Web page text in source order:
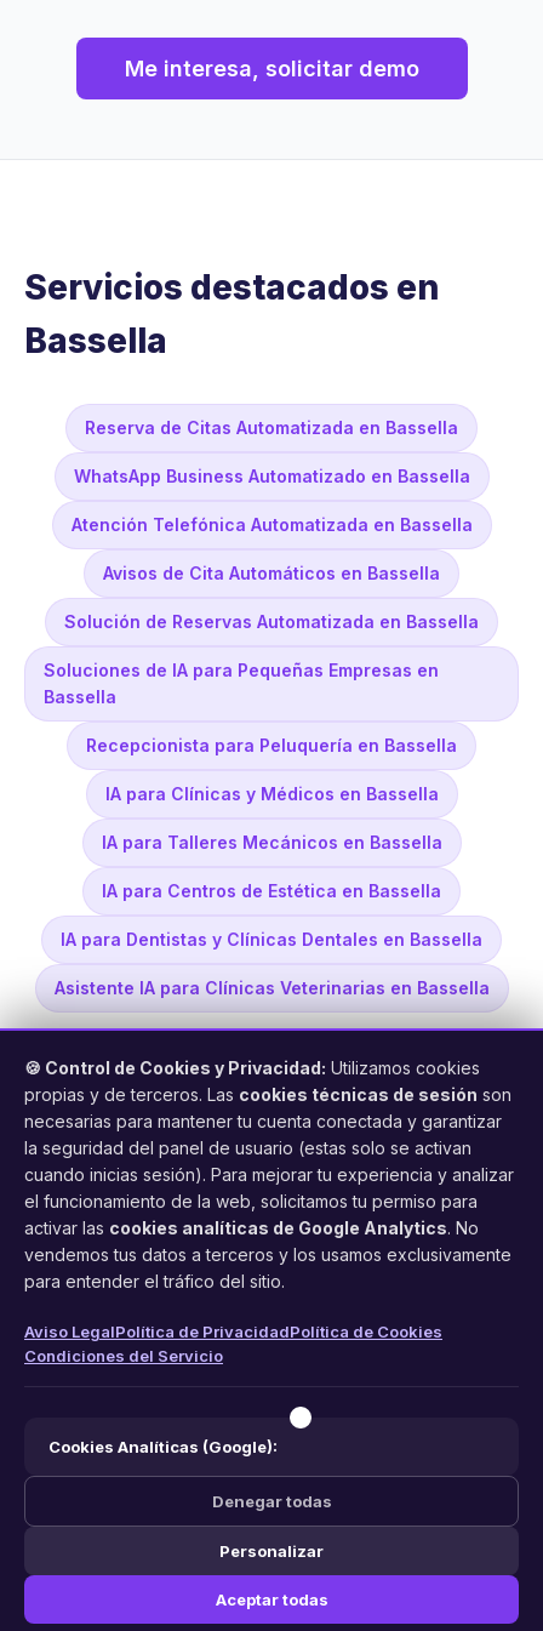
Me interesa, solicitar demo
Servicios destacados en
Bassella
Reserva de Citas Automatizada en Bassella
WhatsApp Business Automatizado en Bassella
Atención Telefónica Automatizada en Bassella
Avisos de Cita Automáticos en Bassella
Solución de Reservas Automatizada en Bassella
Soluciones de IA para Pequeñas Empresas en
Bassella
Recepcionista para Peluquería en Bassella
IA para Clínicas y Médicos en Bassella
IA para Talleres Mecánicos en Bassella
IA para Centros de Estética en Bassella
IA para Dentistas y Clínicas Dentales en Bassella
Asistente IA para Clínicas Veterinarias en Bassella
FacilCita
Asistente inteligente de citas por teléfono y WhatsApp.
Gestión profesional de agenda con IA para tu negocio.
Funciones
Aviso Legal
© 2026 FacilCita — Un servicio dePC64 Servicios Informaticos.
Hecho con ❤️ en España.
🍪 Control de Cookies y Privacidad: Utilizamos cookies
propias y de terceros. Las cookies técnicas de sesión son
necesarias para mantener tu cuenta conectada y garantizar
la seguridad del panel de usuario (estas solo se activan
cuando inicias sesión). Para mejorar tu experiencia y analizar
el funcionamiento de la web, solicitamos tu permiso para
activar las cookies analíticas de Google Analytics. No
vendemos tus datos a terceros y los usamos exclusivamente
para entender el tráfico del sitio.
Aviso LegalPolítica de PrivacidadPolítica de Cookies
Condiciones del Servicio
Cookies Analíticas (Google):
Denegar todas
Personalizar
Aceptar todas